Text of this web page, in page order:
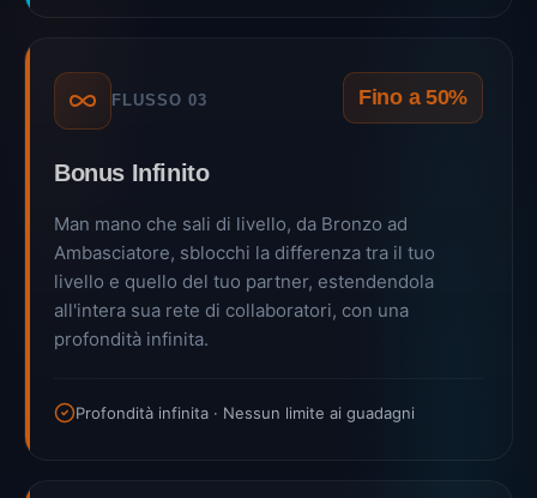
FLUSSO 03 Fino a 50%
Bonus Infinito
Man mano che sali di livello, da Bronzo ad
Ambasciatore, sblocchi la differenza tra il tuo
livello e quello del tuo partner, estendendola
all'intera sua rete di collaboratori, con una
profondità infinita.
Profondità infinita · Nessun limite ai guadagni